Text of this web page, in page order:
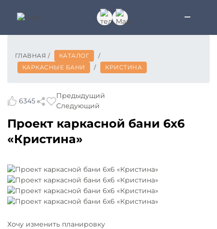
ГЛАВНАЯ / КАТАЛОГ
/
КАРКАСНЫЕ БАНИ
/ КРИСТИНА
6345
Предыдущий
Следующий
Проект каркасной бани 6x6
«Кристина»
Хочу изменить планировку